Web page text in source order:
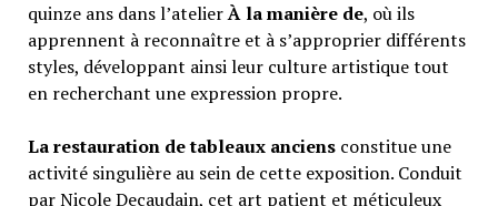
quinze ans dans l’atelierÀ la manière de, où ils
apprennent à reconnaître et à s’approprier différents
styles, développant ainsi leur culture artistique tout
en recherchant une expression propre.
La restauration de tableaux anciensconstitue une
activité singulière au sein de cette exposition. Conduit
par Nicole Decaudain, cet art patient et méticuleux